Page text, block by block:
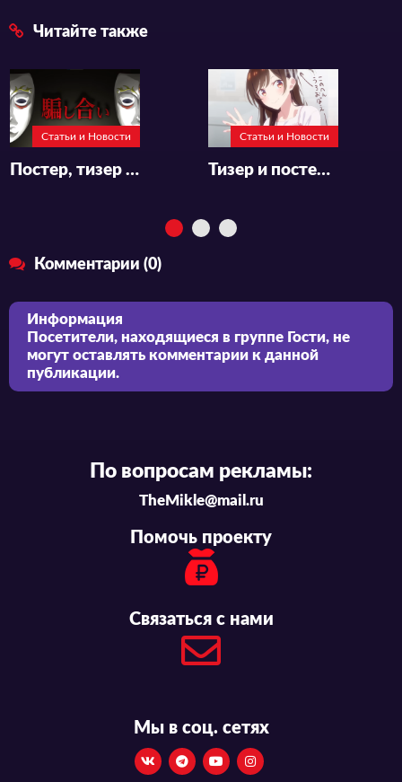
Читайте также
Статьи и Новости
Постер, тизер и месяц премьеры «Liar Game»
Статьи и Новости
Тизер и постер 4-го сезона «Kanojo, Okarishimasu»
Комментарии (0)
Информация
Посетители, находящиеся в группе Гости, не
могут оставлять комментарии к данной
публикации.
По вопросам рекламы:
TheMikle@mail.ru
Помочь проекту
Связаться с нами
Мы в соц. сетях